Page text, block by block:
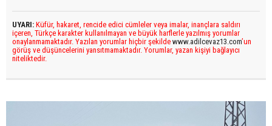
UYARI: Küfür, hakaret, rencide edici cümleler veya imalar, inançlara saldırı
içeren, Türkçe karakter kullanılmayan ve büyük harflerle yazılmış yorumlar
onaylanmamaktadır. Yazılan yorumlar hiçbir şekilde www.adilcevaz13.com’un
görüş ve düşüncelerini yansıtmamaktadır. Yorumlar, yazan kişiyi bağlayıcı
niteliktedir.